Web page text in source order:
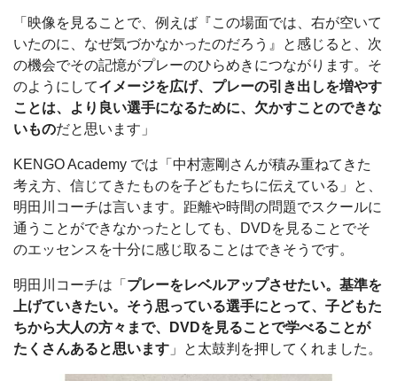
「映像を見ることで、例えば『この場面では、右が空いて
いたのに、なぜ気づかなかったのだろう』と感じると、次
の機会でその記憶がプレーのひらめきにつながります。そ
のようにしてイメージを広げ、プレーの引き出しを増やす
ことは、より良い選手になるために、欠かすことのできな
いものだと思います」
KENGO Academy では「中村憲剛さんが積み重ねてきた
考え方、信じてきたものを子どもたちに伝えている」と、
明田川コーチは言います。距離や時間の問題でスクールに
通うことができなかったとしても、DVDを見ることでそ
のエッセンスを十分に感じ取ることはできそうです。
明田川コーチは「 プレーをレベルアップさせたい。基準を
上げていきたい。そう思っている選手にとって、子どもた
ちから大人の方々まで、DVDを見ることで学べることが
たくさんあると思います 」と太鼓判を押してくれました。